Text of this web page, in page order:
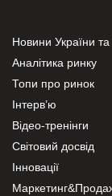
Новини України
Аналітика ринку
Топи про ринок
Інтерв’ю
Відео-тренінги
Світовий досвід
Інновації